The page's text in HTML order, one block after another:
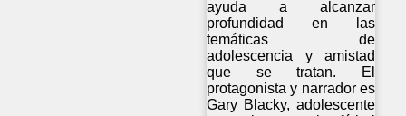
ayuda a alcanzar
profundidad en las
temáticas de
adolescencia y amistad
que se tratan. El
protagonista y narrador es
Gary Blacky, adolescente